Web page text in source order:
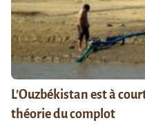
L’Ouzbékistan est à
théorie du complot